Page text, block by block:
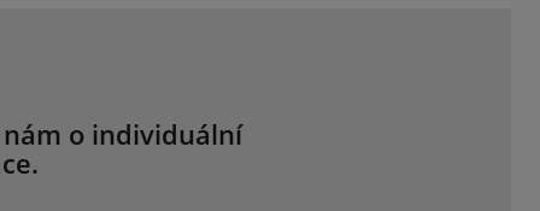
o individuální